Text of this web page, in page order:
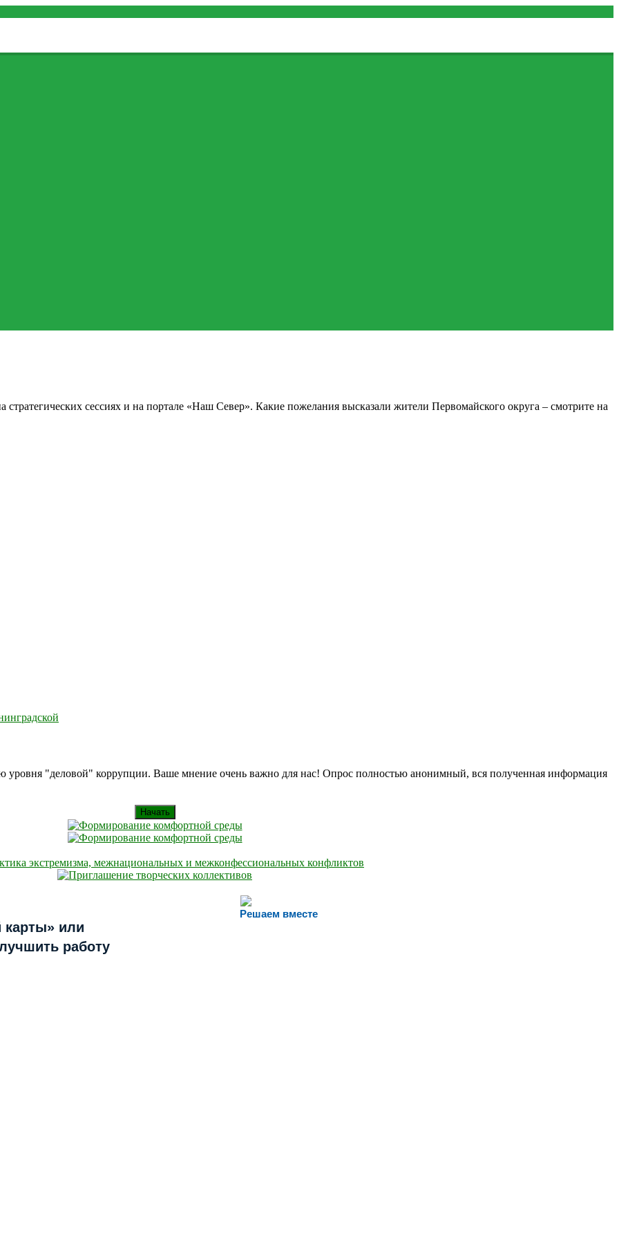
сессиях и на портале «Наш Север». Какие пожелания высказали жители Первомайского округа – смотрите на
уровня "деловой" коррупции. Ваше мнение очень важно для нас! Опрос полностью анонимный, вся полученная информация
Начать
Решаем вместе
карты» или
работу